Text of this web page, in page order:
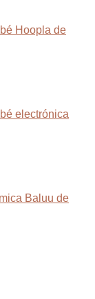
Hoopla de
electrónica
Baluu de